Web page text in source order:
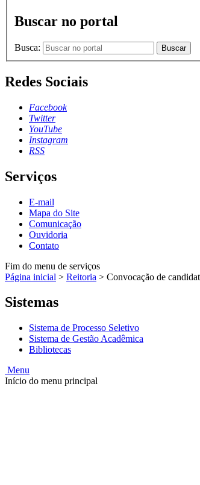
Buscar no portal
Busca: Buscar
Redes Sociais
Facebook
Twitter
YouTube
Instagram
RSS
Serviços
E-mail
Mapa do Site
Comunicação
Ouvidoria
Contato
Fim do menu de serviços
Página inicial > Reitoria > Convocação de
Sistemas
Sistema de Processo Seletivo
Sistema de Gestão Acadêmica
Bibliotecas
Menu
Início do menu principal